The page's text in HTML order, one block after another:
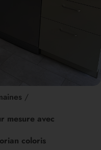
/
mesure avec
coloris